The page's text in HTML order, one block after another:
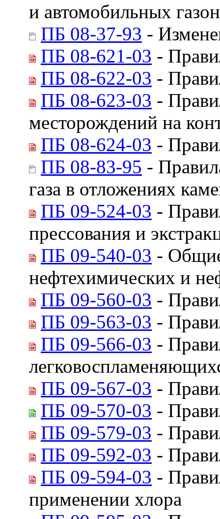
и автомобильных
ПБ 08-37-93 -
ПБ 08-621-03 -
ПБ 08-622-03 -
ПБ 08-623-03 -
месторождений на
ПБ 08-624-03 -
ПБ 08-83-95 -
газа в отложениях
ПБ 09-524-03 -
прессования и
ПБ 09-540-03 -
нефтехимических и
ПБ 09-560-03 -
ПБ 09-563-03 -
ПБ 09-566-03 -
ПБ 09-567-03 -
ПБ 09-570-03 -
ПБ 09-579-03 -
ПБ 09-592-03 -
ПБ 09-594-03 -
применении хлора